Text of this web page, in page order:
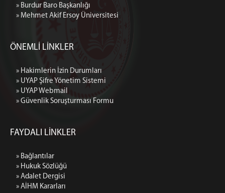
Hakimlerin İzin Durumları
Burdur E Tipi CİK Müdürlüğü
Adli Destek ve Mağdur Hizmetleri Müdürlüğü
Adli Tıp Şube Müdürlüğü
İcra Müdürlüğü
Adli Sicil Şefliği
Bucak Adliyesi
Gölhisar Adliyesi
Tefenni Adliyesi
» Burdur Baro Başkanlığı
» Mehmet Akif Ersoy Üniversitesi
ÖNEMLİ LİNKLER
» Hakimlerin İzin Durumları
» UYAP Şifre Yönetim Sistemi
» UYAP Webmail
» Güvenlik Soruşturması Formu
FAYDALI LİNKLER
» Bağlantılar
» Hukuk Sözlüğü
» Adalet Dergisi
» AİHM Kararları